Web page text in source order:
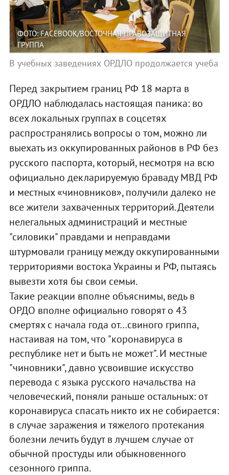
ФОТО: FACEBOOK/ВОСТОЧНАЯ ПРАВОЗАЩИТНАЯ
ГРУППА
В учебных заведениях ОРДЛО продолжается учеба
Перед закрытием границ РФ 18 марта в
ОРДЛО наблюдалась настоящая паника: во
всех локальных группах в соцсетях
распространялись вопросы о том, можно ли
выехать из оккупированных районов в РФ без
русского паспорта, который, несмотря на всю
официально декларируемую браваду МВД РФ
и местных «чиновников», получили далеко не
все жители захваченных территорий. Деятели
нелегальных администраций и местные
"силовики" правдами и неправдами
штурмовали границу между оккупированными
территориями востока Украины и РФ, пытаясь
вывезти хотя бы свои семьи.
Такие реакции вполне объяснимы, ведь в
ОРДО вполне официально говорят о 43
смертях с начала года от…свиного гриппа,
настаивая на том, что "коронавируса в
республике нет и быть не может". И местные
"чиновники", давно усвоившие искусство
перевода с языка русского начальства на
человеческий, поняли раньше остальных: от
коронавируса спасать никто их не собирается:
в случае заражения и тяжелого протекания
болезни лечить будут в лучшем случае от
обычной простуды или обыкновенного
сезонного гриппа.